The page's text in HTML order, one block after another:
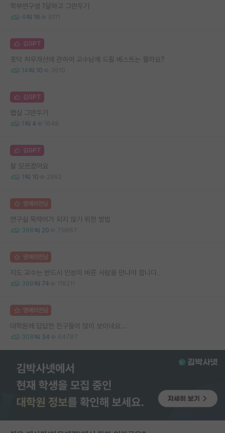
학부연구생 1달하고 그만두기
4 16 9111
김GPT
포닥 처우개선에 관하여 교수님께 드릴 베스트는 뭘까요?
14 10 3910
김GPT
랩실 그만두기
1 4 1648
김GPT
잘 모르겠어요
1 10 2992
명예의전당
연구실 뚝딱이가 되지 않기 위한 방법
398 20 79867
명예의전당
지도 교수는 반드시 인성이 바른 사람을 만나야 합니다.
399 74 118211
명예의전당
대학원에 답답한 친구들이 많이 보이네요...
308 34 64787